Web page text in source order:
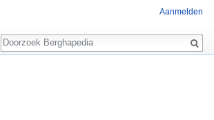
Aanmelden
Zoeken